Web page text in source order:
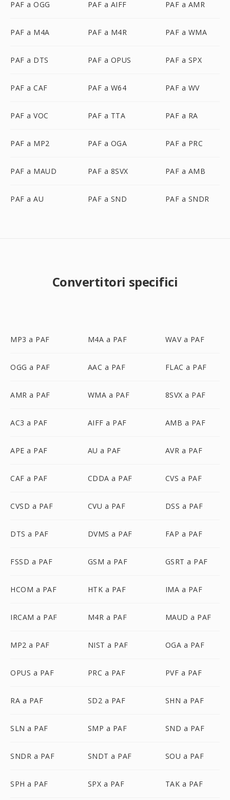
PAF a OGG PAF a AIFF PAF a AMR
PAF a M4A PAF a M4R PAF a WMA
PAF a DTS PAF a OPUS PAF a SPX
PAF a CAF PAF a W64 PAF a WV
PAF a VOC PAF a TTA PAF a RA
PAF a MP2 PAF a OGA PAF a PRC
PAF a MAUD PAF a 8SVX PAF a AMB
PAF a AU PAF a SND PAF a SNDR
Convertitori specifici
MP3 a PAF M4A a PAF WAV a PAF
OGG a PAF AAC a PAF FLAC a PAF
AMR a PAF WMA a PAF 8SVX a PAF
AC3 a PAF AIFF a PAF AMB a PAF
APE a PAF AU a PAF AVR a PAF
CAF a PAF CDDA a PAF CVS a PAF
CVSD a PAF CVU a PAF DSS a PAF
DTS a PAF DVMS a PAF FAP a PAF
FSSD a PAF GSM a PAF GSRT a PAF
HCOM a PAF HTK a PAF IMA a PAF
IRCAM a PAF M4R a PAF MAUD a PAF
MP2 a PAF NIST a PAF OGA a PAF
OPUS a PAF PRC a PAF PVF a PAF
RA a PAF SD2 a PAF SHN a PAF
SLN a PAF SMP a PAF SND a PAF
SNDR a PAF SNDT a PAF SOU a PAF
SPH a PAF SPX a PAF TAK a PAF